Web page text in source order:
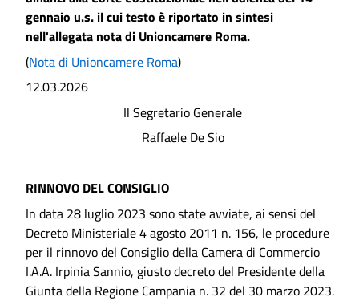
gennaio u.s. il cui testo è riportato in sintesi
nell'allegata nota di Unioncamere Roma.
(Nota di Unioncamere Roma)
12.03.2026
Il Segretario Generale
Raffaele De Sio
RINNOVO DEL CONSIGLIO
In data 28 luglio 2023 sono state avviate, ai sensi del
Decreto Ministeriale 4 agosto 2011 n. 156, le procedure
per il rinnovo del Consiglio della Camera di Commercio
I.A.A. Irpinia Sannio, giusto decreto del Presidente della
Giunta della Regione Campania n. 32 del 30 marzo 2023.